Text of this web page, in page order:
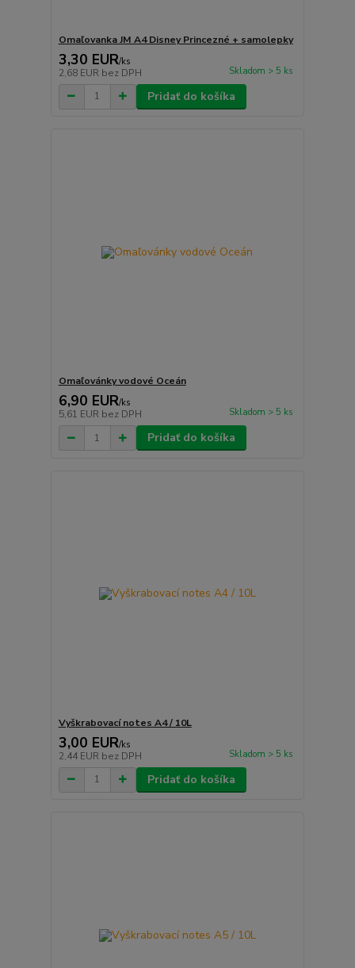
Omaľovanka JM A4 Disney Princezné + samolepky
3,30 EUR/ks
2,68 EUR bez DPH Skladom > 5 ks
Pridať do košíka
Omaľovánky vodové Oceán
6,90 EUR/ks
5,61 EUR bez DPH Skladom > 5 ks
Pridať do košíka
Vyškrabovací notes A4 / 10L
3,00 EUR/ks
2,44 EUR bez DPH Skladom > 5 ks
Pridať do košíka